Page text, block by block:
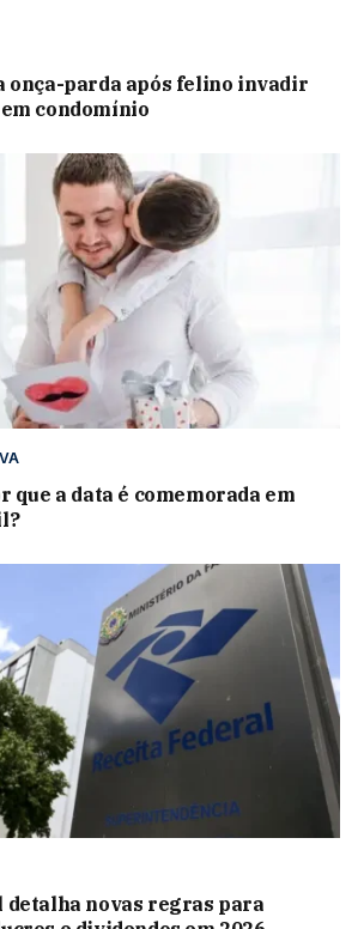
onça-parda após felino invadir
condomínio
que a data é comemorada em
detalha novas regras para